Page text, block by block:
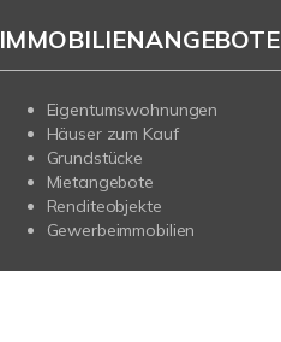
IMMOBILIENANGEBOTE
Eigentumswohnungen
Häuser zum Kauf
Grundstücke
Mietangebote
Renditeobjekte
Gewerbeimmobilien